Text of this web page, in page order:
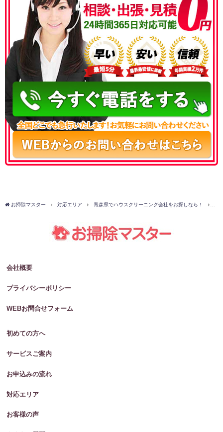
050-3177-5687
お掃除マスター 対応エリア 青森県でハウスクリーニング会社をお探しなら！
会社概要
プライバシーポリシー
WEBお問合せフォーム
初めての方へ
サービスご案内
お申込みの流れ
対応エリア
お客様の声